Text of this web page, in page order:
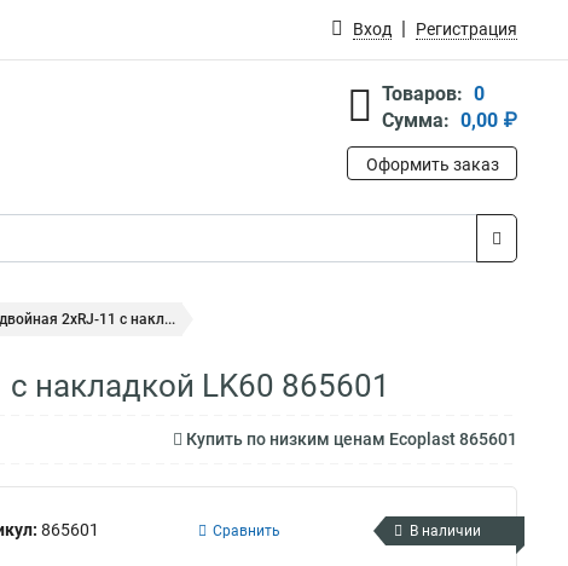
Вход Регистрация
Товаров: 0
Сумма: 0,00 ₽
Оформить заказ
2хRJ-11 с накл...
накладкой LK60 865601
Купить по низким ценам Ecoplast 865601
865601 Сравнить В наличии